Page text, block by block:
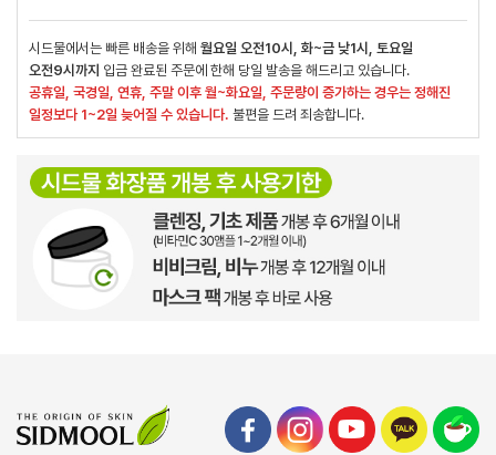
시드물에서는 빠른 배송을 위해 월요일 오전10시, 화~금 낮1시, 토요일
오전9시까지 입금 완료된 주문에 한해 당일 발송을 해드리고 있습니다.
공휴일, 국경일, 연휴, 주말 이후 월~화요일, 주문량이 증가하는 경우는 정해진
일정보다 1~2일 늦어질 수 있습니다. 불편을 드려 죄송합니다.